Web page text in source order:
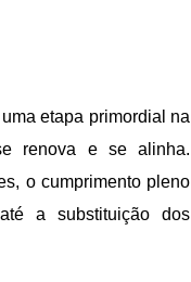
etapa primordial na
renova e se alinha.
o cumprimento pleno
a substituição dos